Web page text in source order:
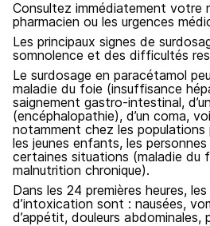
Consultez immédiatement votre
pharmacien ou les urgences
Les principaux signes de
somnolence et des difficultés
Le surdosage en paracétamol
maladie du foie (insuffisance
saignement gastro-intestinal,
(encéphalopathie), d’un coma,
notamment chez les populations
les jeunes enfants, les
certaines situations (maladie du
malnutrition chronique).
Dans les 24 premières heures,
d’intoxication sont : nausées,
d’appétit, douleurs abdominales,